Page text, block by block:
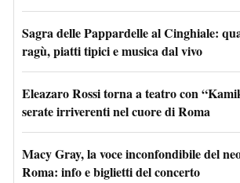
Sagra delle Pappardelle al Cinghiale:
ragù, piatti tipici e musica dal vivo
Eleazaro Rossi torna a teatro con
serate irriverenti nel cuore di Roma
Macy Gray, la voce inconfondibile del
Roma: info e biglietti del concerto